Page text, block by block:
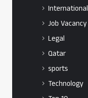
International
Job Vacancy
Legal
Qatar
sports
Technology